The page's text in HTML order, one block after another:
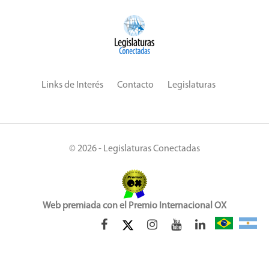
Links de Interés Contacto Legislaturas
© 2026 - Legislaturas Conectadas
Web premiada con el Premio Internacional OX